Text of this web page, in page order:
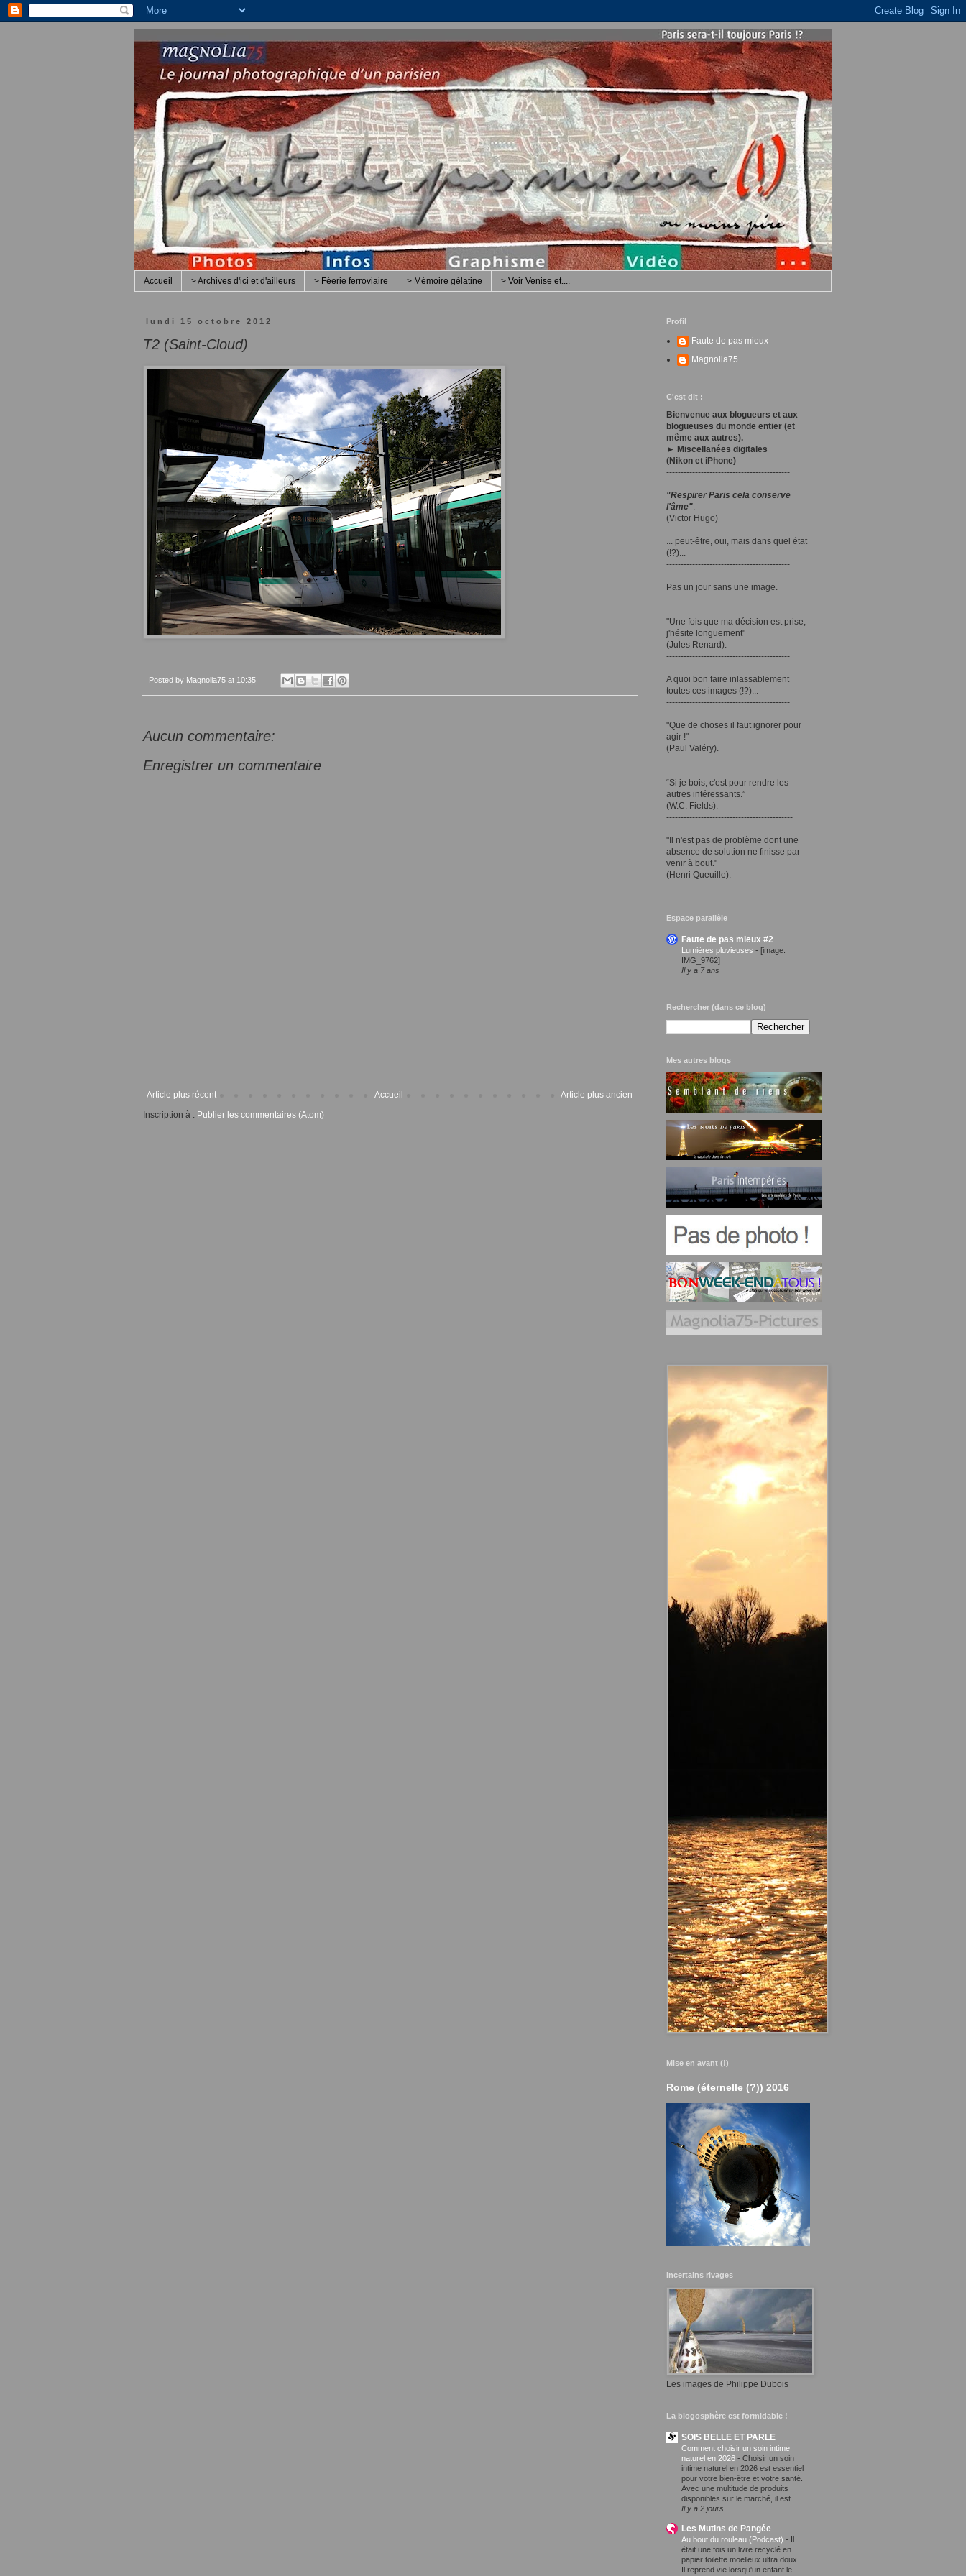
Accueil > Archives d'ici et d'ailleurs > Féerie ferroviaire > Mémoire gélatine > Voir Venise et....
lundi 15 octobre 2012
T2 (Saint-Cloud)
Posted by Magnolia75 at 10:35
Aucun commentaire:
Enregistrer un commentaire
Article plus récent Article plus ancien
Accueil
Inscription à : Publier les commentaires (Atom)
Profil
Faute de pas mieux
Magnolia75
C'est dit :
Bienvenue aux blogueurs et aux
blogueuses du monde entier (et
même aux autres).
► Miscellanées digitales
(Nikon et iPhone)
-------------------------------------------
"Respirer Paris cela conserve
l'âme".
(Victor Hugo)
... peut-être, oui, mais dans quel état
(!?)...
-------------------------------------------
Pas un jour sans une image.
-------------------------------------------
"Une fois que ma décision est prise,
j'hésite longuement"
(Jules Renard).
-------------------------------------------
A quoi bon faire inlassablement
toutes ces images (!?)...
-------------------------------------------
"Que de choses il faut ignorer pour
agir !"
(Paul Valéry).
--------------------------------------------
“Si je bois, c'est pour rendre les
autres intéressants.”
(W.C. Fields).
--------------------------------------------
"Il n'est pas de problème dont une
absence de solution ne finisse par
venir à bout."
(Henri Queuille).
Espace parallèle
Faute de pas mieux #2
Lumières pluvieuses - [image:
IMG_9762]
Il y a 7 ans
Rechercher (dans ce blog)
Mes autres blogs
Mise en avant (!)
Rome (éternelle (?)) 2016
Incertains rivages
Les images de Philippe Dubois
La blogosphère est formidable !
SOIS BELLE ET PARLE
Comment choisir un soin intime
naturel en 2026 - Choisir un soin
intime naturel en 2026 est essentiel
pour votre bien-être et votre santé.
Avec une multitude de produits
disponibles sur le marché, il est ...
Il y a 2 jours
Les Mutins de Pangée
Au bout du rouleau (Podcast) - Il
était une fois un livre recyclé en
papier toilette moelleux ultra doux.
Il reprend vie lorsqu'un enfant le